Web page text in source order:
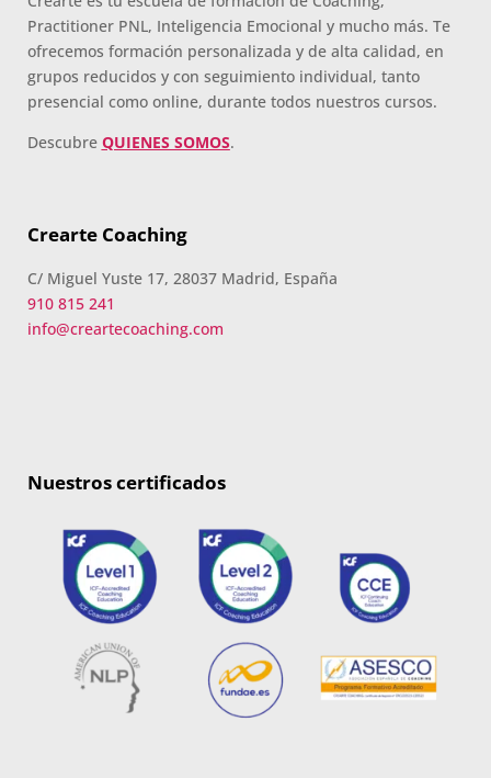
Practitioner PNL, Inteligencia Emocional y mucho más. Te
ofrecemos formación personalizada y de alta calidad, en
grupos reducidos y con seguimiento individual, tanto
presencial como online, durante todos nuestros cursos.
Descubre QUIENES SOMOS.
Crearte Coaching
C/ Miguel Yuste 17, 28037 Madrid, España
910 815 241
info@creartecoaching.com
Nuestros certificados